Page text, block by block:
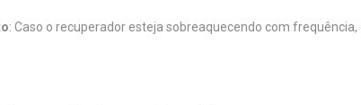
: Caso o recuperador esteja sobreaquecendo com